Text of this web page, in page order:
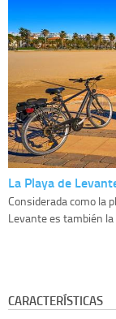
La Playa de
Considerada como la
Levante es también
CARACTERÍSTICAS